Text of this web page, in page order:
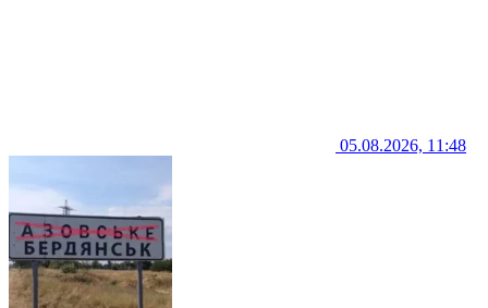
05.08.2026, 11:48